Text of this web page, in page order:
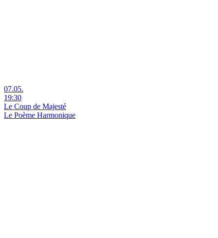
07.05.
19:30
Le Coup de Majesté
Le Poème Harmonique